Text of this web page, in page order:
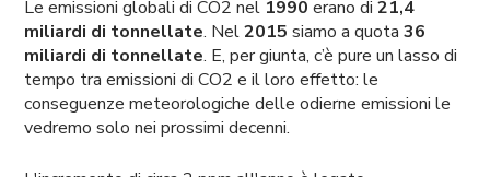
Le emissioni globali di CO2 nel 1990 erano di 21,4
miliardi di tonnellate. Nel2015 siamo a quota 36
miliardi di tonnellate. E, per giunta, c’è pure un lasso di
tempo tra emissioni di CO2 e il loro effetto: le
conseguenze meteorologiche delle odierne emissioni le
vedremo solo nei prossimi decenni.